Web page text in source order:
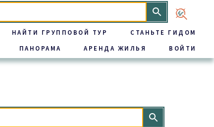
НАЙТИ ГРУППОВОЙ ТУР
СТАНЬТЕ ГИДОМ
ПАНОРАМА
АРЕНДА ЖИЛЬЯ ВОЙТИ